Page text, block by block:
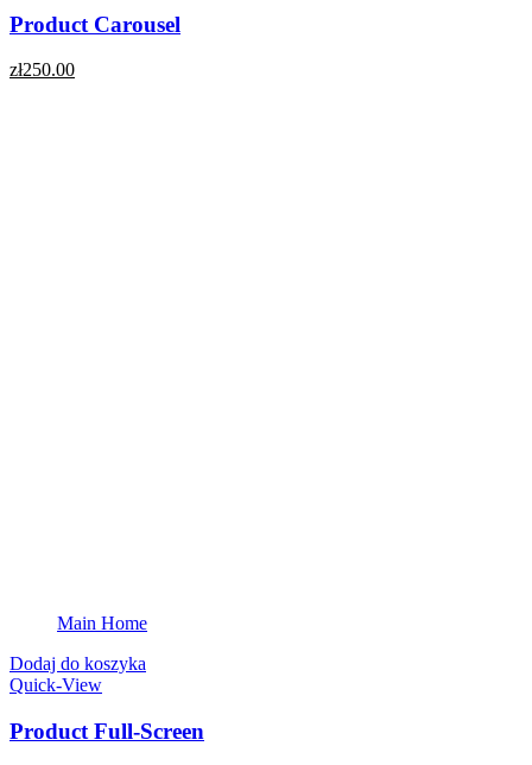
Product Carousel
zł250.00
Main Home
Dodaj do koszyka
Quick-View
Product Full-Screen